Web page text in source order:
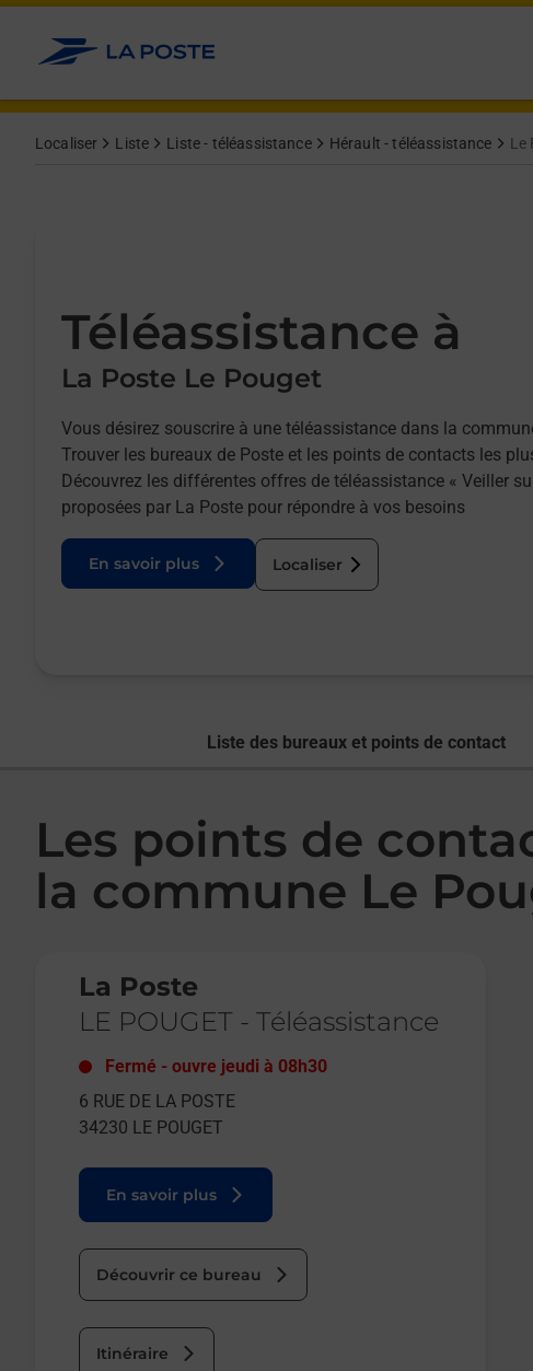
Allez au contenu
Localiser Liste Liste - téléassistance Hérault - téléassistance Le
Téléassistance à
La Poste Le Pouget
Vous désirez souscrire à une téléassistance dans la
Trouver les bureaux de Poste et les points de contacts les
Découvrez les différentes offres de téléassistance « Veiller
proposées par La Poste pour répondre à vos besoins
En savoir plus Localiser
Liste des bureaux et points de contact
Les points de
la commune Le
La Poste
LE POUGET - Téléassistance
Fermé - ouvre jeudi à 08h30
6 RUE DE LA POSTE
34230 LE POUGET
En savoir plus
Découvrir ce bureau
Itinéraire
Afficher ou masquer la réponse
Afficher ou masquer la réponse
Afficher ou masquer la réponse